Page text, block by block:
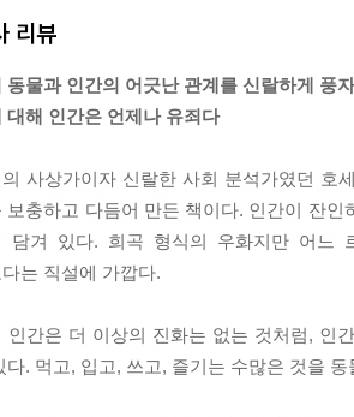
우주의 리듬과 영원의 흐름, 우리의 본성,
다. 인간 자신들조차도 따로 떨어진 존재
.
실 암퇘지가 아닙니다. 수퇘지로 태어났
당해야 했습니다. 거세 수술은 마취 없이
소들은 우유 기계가 되었습니다. 기분 나쁜
더럽고 역겨운 인간을 돼지라고 부릅니다
리뷰
동물과 인간의 어긋난 관계를 신랄하게 풍
대해 인간은 언제나 유죄다
사상가이자 신랄한 사회 분석가였던 호
보충하고 다듬어 만든 책이다. 인간이 잔
담겨 있다. 희곡 형식의 우화지만 어느
는 직설에 가깝다.
인간은 더 이상의 진화는 없는 것처럼, 인
다. 먹고, 입고, 쓰고, 즐기는 수많은 것을